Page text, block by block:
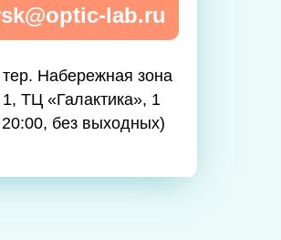
lab.ru
тер. Набережная зона
ТЦ «Галактика», 1
без выходных)